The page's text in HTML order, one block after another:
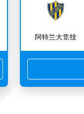
阿特兰大竞技